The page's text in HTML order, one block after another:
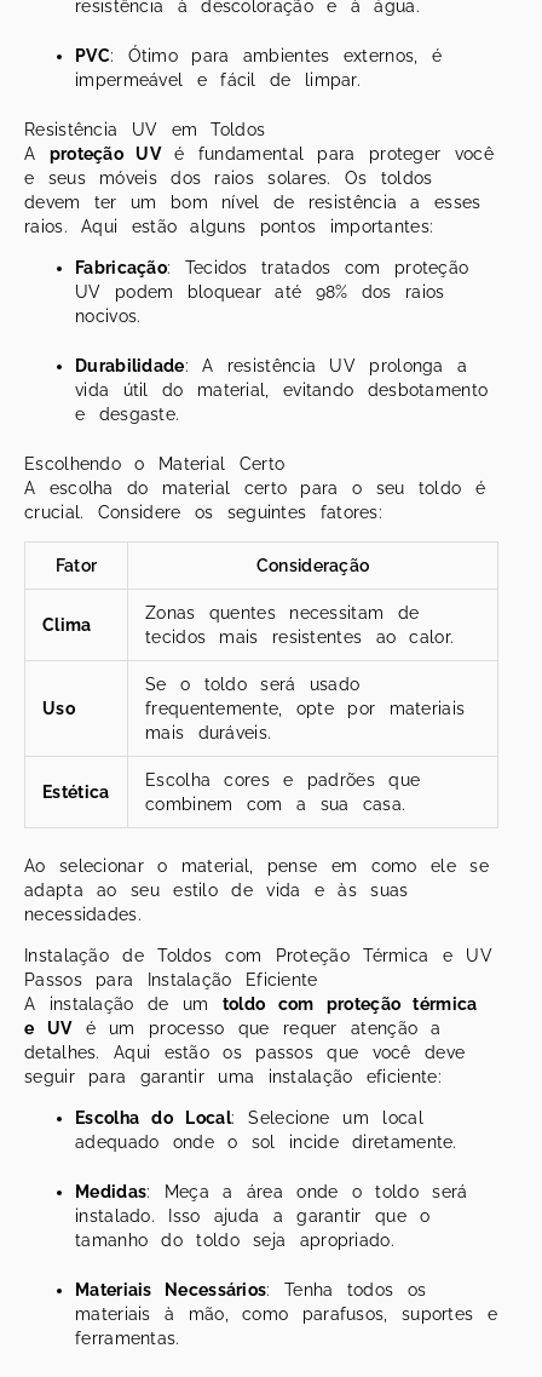
resistência à descoloração e à água.
PVC: Ótimo para ambientes externos, é
impermeável e fácil de limpar.
Resistência UV em Toldos
A proteção UVé fundamental para proteger você
e seus móveis dos raios solares. Os toldos
devem ter um bom nível de resistência a esses
raios. Aqui estão alguns pontos importantes:
Fabricação: Tecidos tratados com proteção
UV podem bloquear até 98% dos raios
nocivos.
Durabilidade: A resistência UV prolonga a
vida útil do material, evitando desbotamento
e desgaste.
Escolhendo o Material Certo
A escolha do material certo para o seu toldo é
crucial. Considere os seguintes fatores:
Fator Consideração
Clima
Zonas quentes necessitam de
tecidos mais resistentes ao calor.
Uso
Se o toldo será usado
frequentemente, opte por materiais
mais duráveis.
Estética
Escolha cores e padrões que
combinem com a sua casa.
Ao selecionar o material, pense em como ele se
adapta ao seu estilo de vida e às suas
necessidades.
Instalação de Toldos com Proteção Térmica e UV
Passos para Instalação Eficiente
A instalação de um toldo com proteção térmica
e UVé um processo que requer atenção a
detalhes. Aqui estão os passos que você deve
seguir para garantir uma instalação eficiente:
Escolha do Local: Selecione um local
adequado onde o sol incide diretamente.
Medidas: Meça a área onde o toldo será
instalado. Isso ajuda a garantir que o
tamanho do toldo seja apropriado.
Materiais Necessários: Tenha todos os
materiais à mão, como parafusos, suportes e
ferramentas.